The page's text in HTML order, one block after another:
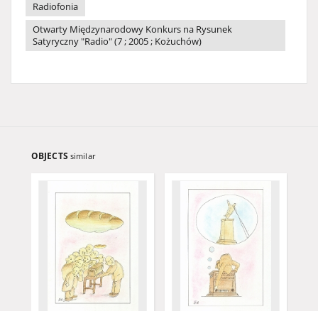
Radiofonia
Otwarty Międzynarodowy Konkurs na Rysunek
Satyryczny "Radio" (7 ; 2005 ; Kożuchów)
OBJECTS similar